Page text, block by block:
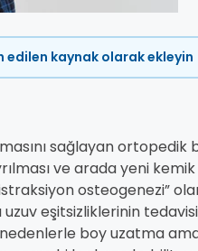
kaynak olarak ekleyin
sağlayan ortopedik
ve arada yeni
osteogenezi”
uzuv eşitsizliklerinin
boy uzatma